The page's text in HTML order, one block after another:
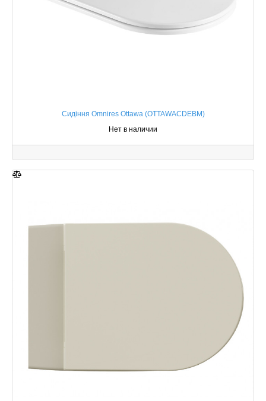
Сидіння Omnires Ottawa (OTTAWACDEBM)
Нет в наличии